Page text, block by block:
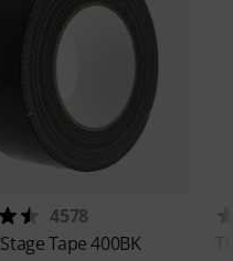
4578
Stage Tape 400BK